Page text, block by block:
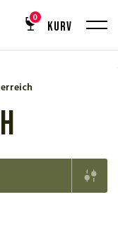
KURV
0